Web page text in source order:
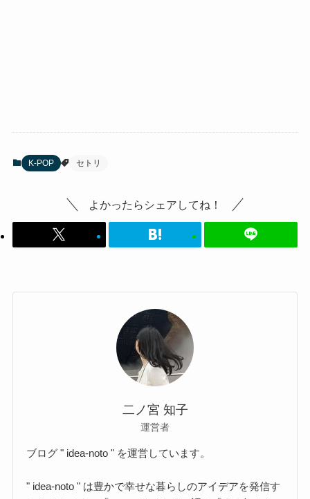
K-POP セトリ
よかったらシェアしてね！
二ノ宮 知子
運営者
ブログ " idea-noto " を運営しています。
" idea-noto " は豊かで幸せな暮らしのアイデアを発信す